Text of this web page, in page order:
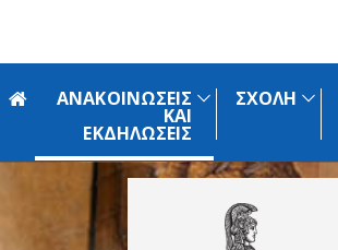
ΑΝΑΚΟΙΝΩΣΕΙΣ
ΚΑΙ
ΕΚΔΗΛΩΣΕΙΣ
ΣΧΟΛΗ